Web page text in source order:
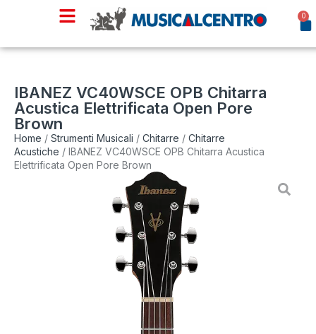
0
IBANEZ VC40WSCE OPB Chitarra
Acustica Elettrificata Open Pore
Brown
Home / Strumenti Musicali / Chitarre / Chitarre
Acustiche / IBANEZ VC40WSCE OPB Chitarra Acustica
Elettrificata Open Pore Brown